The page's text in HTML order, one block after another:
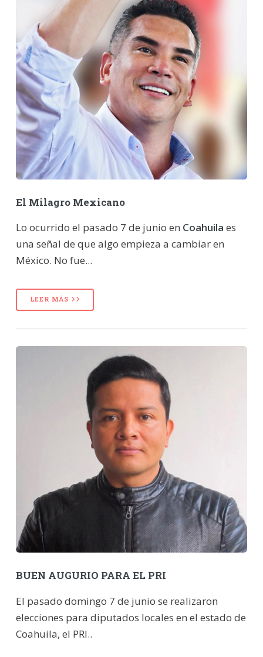
El Milagro Mexicano
Lo ocurrido el pasado 7 de junio en Coahuila es
una señal de que algo empieza a cambiar en
México. No fue...
LEER MÁS
BUEN AUGURIO PARA EL PRI
El pasado domingo 7 de junio se realizaron
elecciones para diputados locales en el estado de
Coahuila, el PRI..